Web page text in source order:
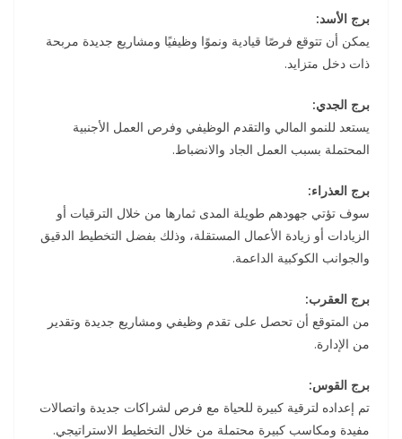
برج الأسد:
يمكن أن تتوقع فرصًا قيادية ونموًا وظيفيًا ومشاريع جديدة مربحة
ذات دخل متزايد.
برج الجدي:
يستعد للنمو المالي والتقدم الوظيفي وفرص العمل الأجنبية
المحتملة بسبب العمل الجاد والانضباط.
برج العذراء:
سوف تؤتي جهودهم طويلة المدى ثمارها من خلال الترقيات أو
الزيادات أو زيادة الأعمال المستقلة، وذلك بفضل التخطيط الدقيق
والجوانب الكوكبية الداعمة.
برج العقرب:
من المتوقع أن تحصل على تقدم وظيفي ومشاريع جديدة وتقدير
من الإدارة.
برج القوس:
تم إعداده لترقية كبيرة للحياة مع فرص لشراكات جديدة واتصالات
مفيدة ومكاسب كبيرة محتملة من خلال التخطيط الاستراتيجي.